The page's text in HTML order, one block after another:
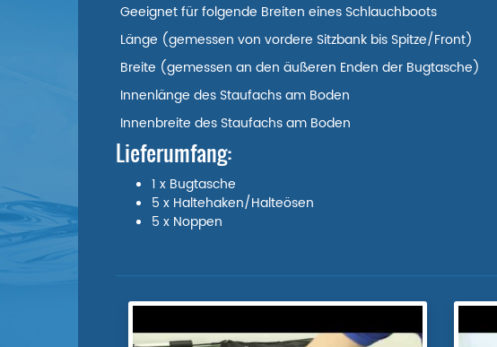
Geeignet für folgende Breiten eines Schlauchboots
Länge (gemessen von vordere Sitzbank bis Spitze/Front)
Breite (gemessen an den äußeren Enden der Bugtasche)
Innenlänge des Staufachs am Boden
Innenbreite des Staufachs am Boden
Lieferumfang:
1 x Bugtasche
5 x Haltehaken/Halteösen
5 x Noppen